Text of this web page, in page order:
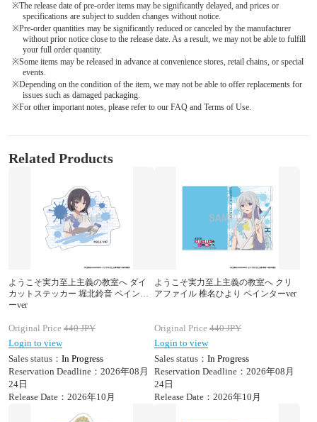
※The release date of pre-order items may be significantly delayed, and prices or
specifications are subject to sudden changes without notice.
※Pre-order quantities may be significantly reduced or canceled by the manufacturer
without prior notice close to the release date. As a result, we may not be able to fulfill
your full order quantity.
※Some items may be released in advance at convenience stores, retail chains, or special
events.
※Depending on the condition of the item, we may not be able to offer replacements for
issues such as damaged packaging.
※For other important notes, please refer to our FAQ and Terms of Use.
Related Products
ようこそ実力至上主義の教室へ ダイ
カットステッカー 堀北鈴音 ペインタ
ーver
Original Price 440JPY
Login to view
Sales status： In Progress
Reservation Deadline：2026年08月
24日
Release Date：2026年10月
ようこそ実力至上主義の教室へ クリ
アファイル 椎名ひより ペインターver
Original Price 440JPY
Login to view
Sales status： In Progress
Reservation Deadline：2026年08月
24日
Release Date：2026年10月